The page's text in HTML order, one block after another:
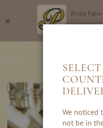
× Prinz
Inhalt
We noticed
not be in